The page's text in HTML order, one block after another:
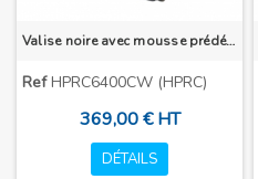
Valise noire avec mousse prédécoupée et roulettes
RefHPRC6400CW (HPRC)
369,00 € HT
DÉTAILS